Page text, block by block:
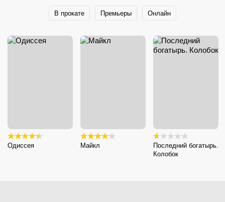
В прокате Премьеры Онлайн
Одиссея Майкл
Последний богатырь.
Колобок